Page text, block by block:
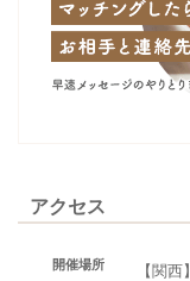
アクセス
開催場所
【関